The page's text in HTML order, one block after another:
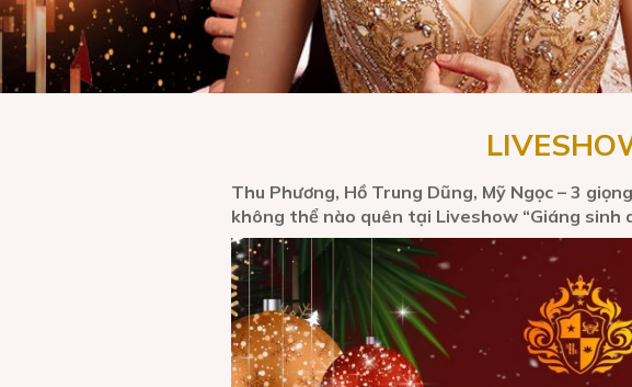
Thu Phương, Hồ Trung Dũng, Mỹ Ngọc – 3
không thể nào quên tại Liveshow “Giáng sinh